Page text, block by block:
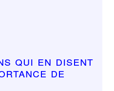
qui en disent
de